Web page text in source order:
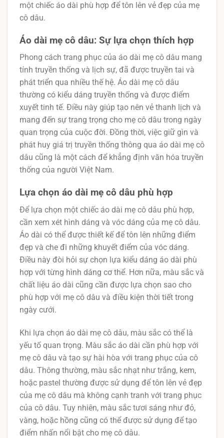
một chiếc áo dài phù hợp để tôn lên vẻ đẹp của mẹ
cô dâu.
Áo dài mẹ cô dâu: Sự lựa chọn thích hợp
Phong cách trang phục của áo dài mẹ cô dâu mang
tính truyền thống và lịch sự, đã được truyền tai và
phát triển qua nhiều thế hệ. Áo dài mẹ cô dâu
thường có kiểu dáng truyền thống và được điểm
xuyết tinh tế. Điều này giúp tạo nên vẻ thanh lịch và
mang đến sự trang trọng cho mẹ cô dâu trong ngày
quan trọng của cuộc đời. Đồng thời, việc giữ gìn và
phát huy giá trị truyền thống thông qua áo dài mẹ cô
dâu cũng là một cách để khẳng định văn hóa truyền
thống của người Việt Nam.
Lựa chọn áo dài mẹ cô dâu phù hợp
Để lựa chọn một chiếc áo dài mẹ cô dâu phù hợp,
cần xem xét hình dáng và vóc dáng của mẹ cô dâu.
Áo dài có thể được thiết kế để tôn lên những điểm
đẹp và che đi những khuyết điểm của vóc dáng.
Điều này đòi hỏi sự chọn lựa kiểu dáng áo dài phù
hợp với từng hình dáng cơ thể. Hơn nữa, màu sắc và
chất liệu áo dài cũng cần được lựa chọn sao cho
phù hợp với mẹ cô dâu và điều kiện thời tiết trong
ngày cưới.
Khi lựa chọn áo dài mẹ cô dâu, màu sắc có thể là
yếu tố quan trọng. Màu sắc áo dài cần phù hợp với
mẹ cô dâu và tạo sự hài hòa với trang phục của cô
dâu. Thông thường, màu sắc nhạt như trắng, kem,
hoặc pastel thường được sử dụng để tôn lên vẻ đẹp
của mẹ cô dâu mà không cạnh tranh với trang phục
của cô dâu. Tuy nhiên, màu sắc tươi sáng như đỏ,
vàng, hoặc hồng cũng có thể được sử dụng để tạo
điểm nhấn nổi bật cho mẹ cô dâu.